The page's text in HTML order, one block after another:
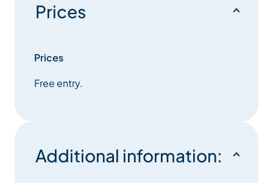
Prices
Prices
Free entry.
Additional information: